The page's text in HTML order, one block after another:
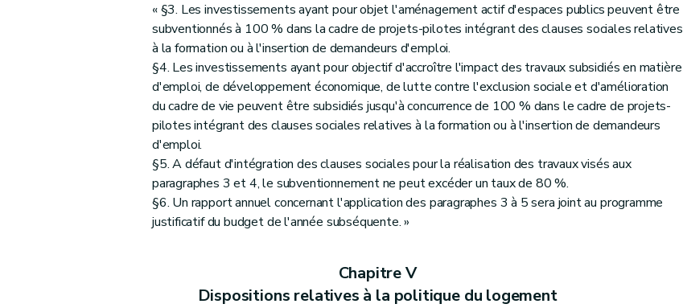
« §3. Les investissements ayant pour objet l'aménagement actif d'espaces publics peuvent être
subventionnés à 100 % dans la cadre de projets-pilotes intégrant des clauses sociales relatives
à la formation ou à l'insertion de demandeurs d'emploi.
§4. Les investissements ayant pour objectif d'accroître l'impact des travaux subsidiés en matière
d'emploi, de développement économique, de lutte contre l'exclusion sociale et d'amélioration
du cadre de vie peuvent être subsidiés jusqu'à concurrence de 100 % dans le cadre de projets-
pilotes intégrant des clauses sociales relatives à la formation ou à l'insertion de demandeurs
d'emploi.
§5. A défaut d'intégration des clauses sociales pour la réalisation des travaux visés aux
paragraphes 3 et 4, le subventionnement ne peut excéder un taux de 80 %.
§6. Un rapport annuel concernant l'application des paragraphes 3 à 5 sera joint au programme
justificatif du budget de l'année subséquente. »
Chapitre V
Dispositions relatives à la politique du logement